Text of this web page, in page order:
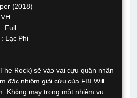
(2018)
Full
Lạc Phi
Rock) sẽ vào vai cựu quân nhân
đặc nhiệm giải cứu của FBI Will
Không may trong một nhiệm vụ